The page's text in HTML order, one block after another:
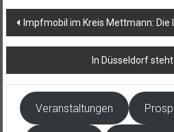
Beitragsnavigation
Impfmobil im Kreis Mettmann:
In Düsseldorf
Veranstaltungen